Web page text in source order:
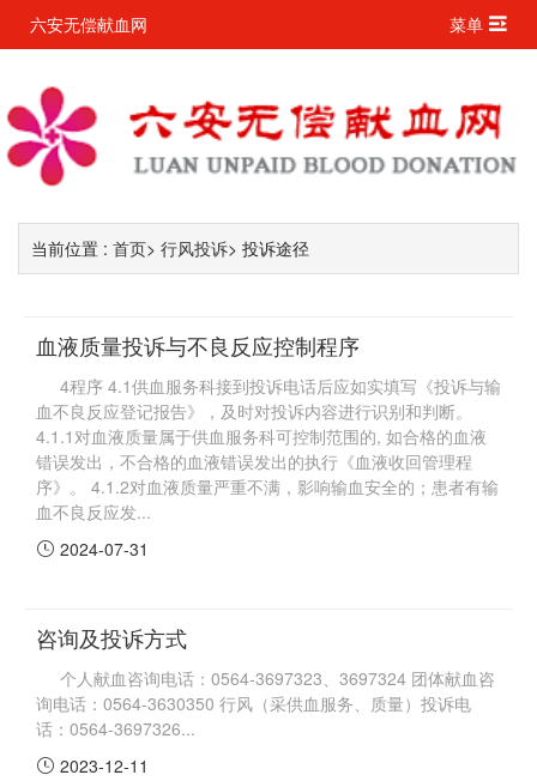
六安无偿献血网 菜单
当前位置 : 首页> 行风投诉> 投诉途径
血液质量投诉与不良反应控制程序
4程序 4.1供血服务科接到投诉电话后应如实填写《投诉与输
血不良反应登记报告》，及时对投诉内容进行识别和判断。
4.1.1对血液质量属于供血服务科可控制范围的, 如合格的血液
错误发出，不合格的血液错误发出的执行《血液收回管理程
序》。 4.1.2对血液质量严重不满，影响输血安全的；患者有输
血不良反应发...
2024-07-31
咨询及投诉方式
个人献血咨询电话：0564-3697323、3697324 团体献血咨
询电话：0564-3630350 行风（采供血服务、质量）投诉电
话：0564-3697326...
2023-12-11